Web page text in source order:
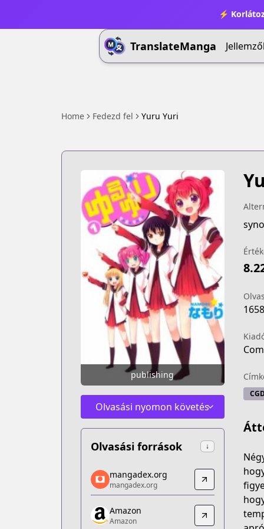
⚡
TranslateManga
Home Fedezd fel Yuru Yuri
publishing
Olvasási nyomon követés
Olvasási források ↓
mangadex.org
mangadex.org
https://mangadex.org/title/6306c976-
Amazon
mangadex.org
mangadex.org
Amazon
Amazon